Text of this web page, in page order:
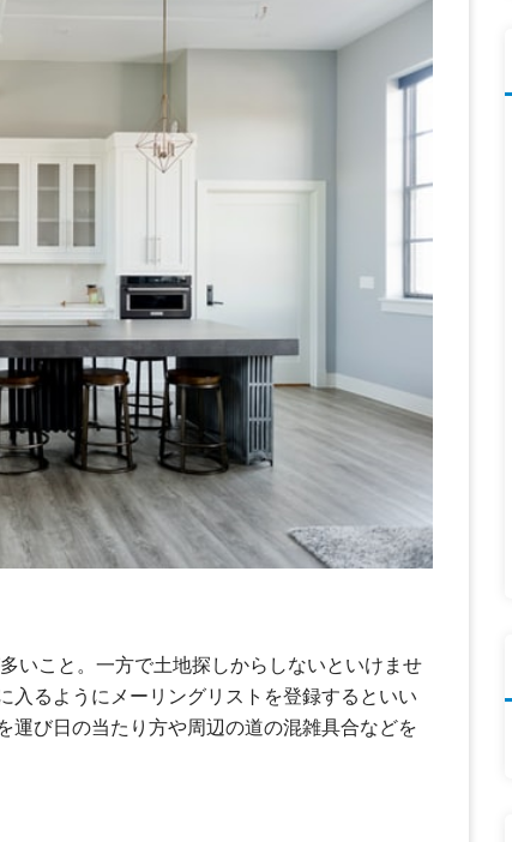
いこと。一方で土地探しからしないといけませ
入るようにメーリングリストを登録するといい
運び日の当たり方や周辺の道の混雑具合などを